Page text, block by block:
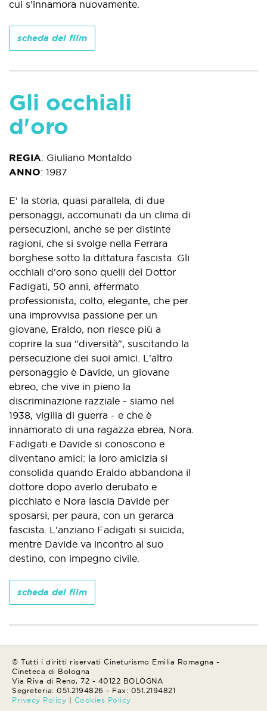
cui s'innamora nuovamente.
scheda del film
Gli occhiali
d'oro
REGIA: Giuliano Montaldo
ANNO: 1987
E' la storia, quasi parallela, di due
personaggi, accomunati da un clima di
persecuzioni, anche se per distinte
ragioni, che si svolge nella Ferrara
borghese sotto la dittatura fascista. Gli
occhiali d'oro sono quelli del Dottor
Fadigati, 50 anni, affermato
professionista, colto, elegante, che per
una improvvisa passione per un
giovane, Eraldo, non riesce più a
coprire la sua "diversità", suscitando la
persecuzione dei suoi amici. L'altro
personaggio è Davide, un giovane
ebreo, che vive in pieno la
discriminazione razziale - siamo nel
1938, vigilia di guerra - e che è
innamorato di una ragazza ebrea, Nora.
Fadigati e Davide si conoscono e
diventano amici: la loro amicizia si
consolida quando Eraldo abbandona il
dottore dopo averlo derubato e
picchiato e Nora lascia Davide per
sposarsi, per paura, con un gerarca
fascista. L'anziano Fadigati si suicida,
mentre Davide va incontro al suo
destino, con impegno civile.
scheda del film
© Tutti i diritti riservati Cineturismo Emilia Romagna -
Cineteca di Bologna
Via Riva di Reno, 72 - 40122 BOLOGNA
Segreteria: 051.2194826 - Fax: 051.2194821
Privacy Policy | Cookies Policy